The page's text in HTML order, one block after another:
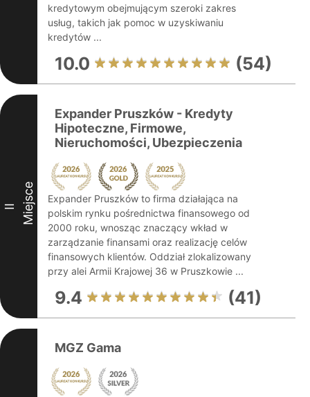
kredytowym obejmującym szeroki zakres
usług, takich jak pomoc w uzyskiwaniu
kredytów ...
10.0 (54)
II Miejsce
Expander Pruszków - Kredyty
Hipoteczne, Firmowe,
Nieruchomości, Ubezpieczenia
Expander Pruszków to firma działająca na
polskim rynku pośrednictwa finansowego od
2000 roku, wnosząc znaczący wkład w
zarządzanie finansami oraz realizację celów
finansowych klientów. Oddział zlokalizowany
przy alei Armii Krajowej 36 w Pruszkowie ...
9.4 (41)
MGZ Gama